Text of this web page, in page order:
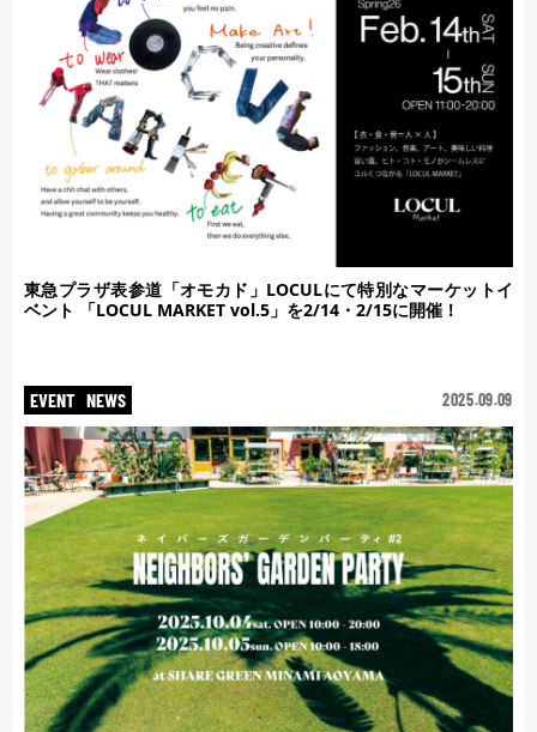
東急プラザ表参道「オモカド」LOCULにて特別なマーケットイ
ベント 「LOCUL MARKET vol.5」を2/14・2/15に開催！
EVENT NEWS 2025.09.09